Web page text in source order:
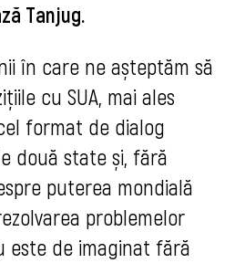
Tanjug.
în care ne așteptăm să
cu SUA, mai ales
format de dialog
două state și, fără
puterea mondială
problemelor
este de imaginat fără